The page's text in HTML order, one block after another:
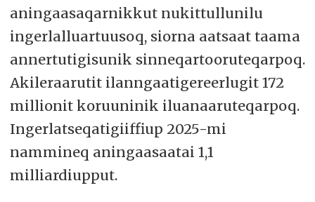
aningaasaqarnikkut nukittullunilu
ingerlalluartuusoq, siorna aatsaat taama
annertutigisunik sinneqartooruteqarpoq.
Akileraarutit ilanngaatigereerlugit 172
millionit koruuninik iluanaaruteqarpoq.
Ingerlatseqatigiiffiup 2025-mi
nammineq aningaasaatai 1,1
milliardiupput.